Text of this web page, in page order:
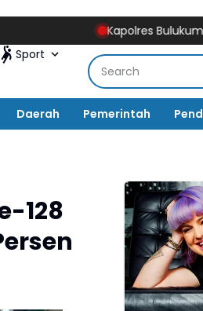
Kapolres Bulukumba
Sport
Daerah Pemerintah
128